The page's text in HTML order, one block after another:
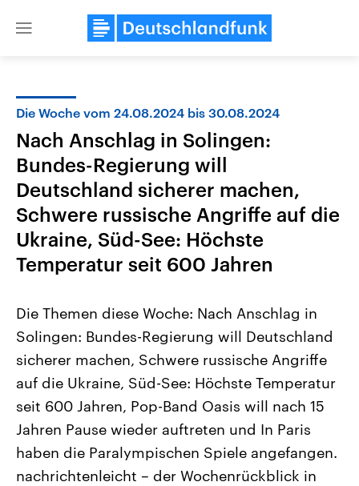
Close
Alle Informationen
Sachsen-Anhalt wählt am 6.
September 2026 einen neuen
Landtag. Seit 2021 wird das
Bundesland von einer Koalition aus
CDU, SPD und FDP regiert.-
Umfragen, Prognosen,
Wahlprogramme, aktuelle Berichte
und Hintergründe zu den Parteien
Wahl.
Hintergründe
Wirtschaftlich und
gehören die Vereinigten
den mächtigsten Ländern
mit großem Einfluss auf
aktuelle Weltgeschehen.
Sendungen Programm Podcasts
Audio-Archiv
Die Woche vom 24.08.2024 bis 30.08.2024
Nach Anschlag in Solingen:
Bundes-Regierung will
Deutschland sicherer machen,
Schwere russische Angriffe auf die
Ukraine, Süd-See: Höchste
Temperatur seit 600 Jahren
Die Themen diese Woche: Nach Anschlag in
Solingen: Bundes-Regierung will Deutschland
sicherer machen, Schwere russische Angriffe
auf die Ukraine, Süd-See: Höchste Temperatur
seit 600 Jahren, Pop-Band Oasis will nach 15
Jahren Pause wieder auftreten und In Paris
haben die Paralympischen Spiele angefangen.
nachrichtenleicht – der Wochenrückblick in